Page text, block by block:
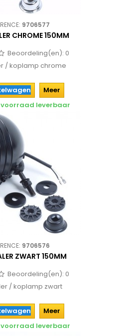
9706577
CHROME 150MM
Beoordeling(en): 0
/ koplamp chrome
Meer
leverbaar
9706576
ZWART 150MM
Beoordeling(en): 0
/ koplamp zwart
Meer
leverbaar